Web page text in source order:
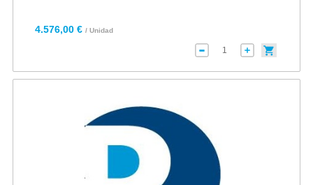
4.576,00 € / Unidad